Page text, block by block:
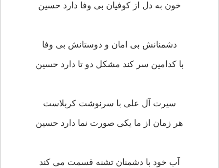
خون به دل از کوفیان بی وفا دارد حسین
دشمنانش بی امان و دوستانش بی وفا
با کدامین سر کند مشکل دو تا دارد حسین
سیرت آل علی با سرنوشت کربلاست
هر زمان از ما یکی صورت نما دارد حسین
آب خود با دشمنان تشنه قسمت می کند